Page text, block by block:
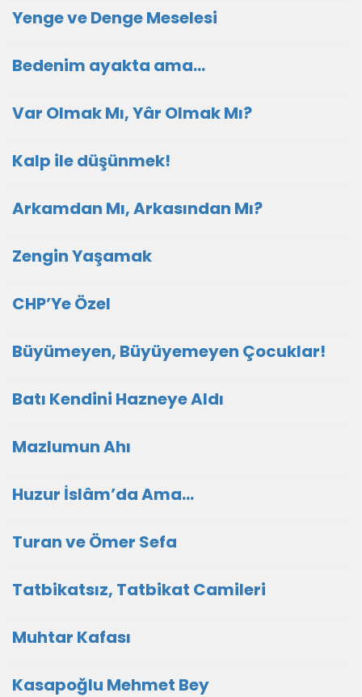
Yenge ve Denge Meselesi
Bedenim ayakta ama...
Var Olmak Mı, Yâr Olmak Mı?
Kalp ile düşünmek!
Arkamdan Mı, Arkasından Mı?
Zengin Yaşamak
CHP’Ye Özel
Büyümeyen, Büyüyemeyen Çocuklar!
Batı Kendini Hazneye Aldı
Mazlumun Ahı
Huzur İslâm’da Ama…
Turan ve Ömer Sefa
Tatbikatsız, Tatbikat Camileri
Muhtar Kafası
Kasapoğlu Mehmet Bey